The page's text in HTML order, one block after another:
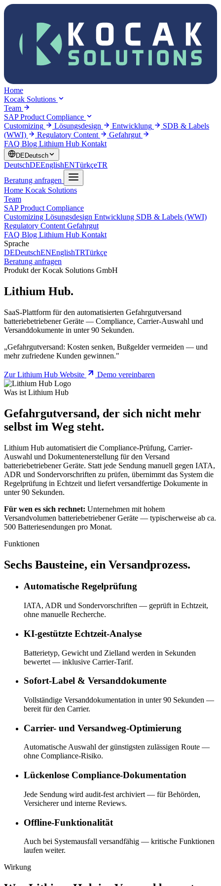
Home
Kocak Solutions
Team
SAP Product Compliance
Customizing
Lösungsdesign Entwicklung
SDB & Labels
(WWI)
Regulatory Content
Gefahrgut
FAQ Blog Lithium Hub Kontakt
DEDeutsch
DeutschDEEnglishENTürkçeTR
Beratung anfragen
Home Kocak Solutions
Team
SAP Product Compliance
Customizing Lösungsdesign Entwicklung SDB & Labels (WWI)
Regulatory Content Gefahrgut
FAQ Blog Lithium Hub Kontakt
Sprache
DEDeutschENEnglishTRTürkçe
Beratung anfragen
Produkt der Kocak Solutions GmbH
Lithium Hub.
SaaS-Plattform für den automatisierten Gefahrgutversand
batteriebetriebener Geräte — Compliance, Carrier-Auswahl und
Versanddokumente in unter 90 Sekunden.
„Gefahrgutversand: Kosten senken, Bußgelder vermeiden — und
mehr zufriedene Kunden gewinnen."
Zur Lithium Hub Website Demo vereinbaren
Was ist Lithium Hub
Gefahrgutversand, der sich nicht mehr
selbst im Weg steht.
Lithium Hub automatisiert die Compliance-Prüfung, Carrier-
Auswahl und Dokumentenerstellung für den Versand
batteriebetriebener Geräte. Statt jede Sendung manuell gegen IATA,
ADR und Sondervorschriften zu prüfen, übernimmt das System die
Regelprüfung in Echtzeit und liefert versandfertige Dokumente in
unter 90 Sekunden.
Für wen es sich rechnet: Unternehmen mit hohem
Versandvolumen batteriebetriebener Geräte — typischerweise ab ca.
500 Batteriesendungen pro Monat.
Funktionen
Sechs Bausteine, ein Versandprozess.
Automatische Regelprüfung
IATA, ADR und Sondervorschriften — geprüft in Echtzeit,
ohne manuelle Recherche.
KI-gestützte Echtzeit-Analyse
Batterietyp, Gewicht und Zielland werden in Sekunden
bewertet — inklusive Carrier-Tarif.
Sofort-Label & Versanddokumente
Vollständige Versanddokumentation in unter 90 Sekunden —
bereit für den Carrier.
Carrier- und Versandweg-Optimierung
Automatische Auswahl der günstigsten zulässigen Route —
ohne Compliance-Risiko.
Lückenlose Compliance-Dokumentation
Jede Sendung wird audit-fest archiviert — für Behörden,
Versicherer und interne Reviews.
Offline-Funktionalität
Auch bei Systemausfall versandfähig — kritische Funktionen
laufen weiter.
Wirkung